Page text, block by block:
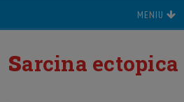
MENIU
sarcina ectopica